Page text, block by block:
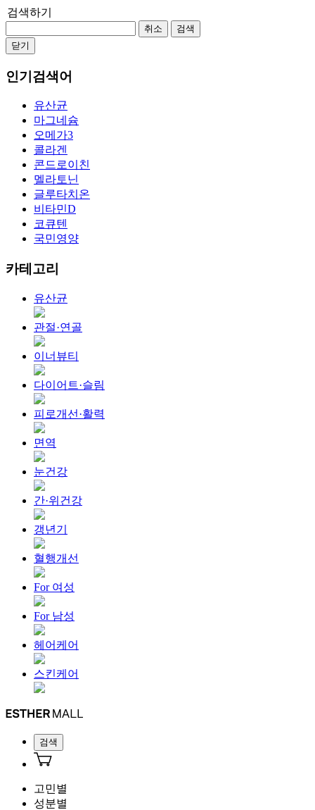
검색하기
취소
검색
닫기
인기검색어
유산균
마그네슘
오메가3
콜라겐
콘드로이친
멜라토닌
글루타치온
비타민D
코큐텐
국민영양
카테고리
유산균
관절·연골
이너뷰티
다이어트·슬림
피로개선·활력
면역
눈건강
간·위건강
갱년기
혈행개선
For 여성
For 남성
헤어케어
스킨케어
검색
고민별
성분별